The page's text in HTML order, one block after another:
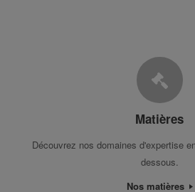
Matières
Découvrez nos domaines d'expertise
dessous.
Nos matières